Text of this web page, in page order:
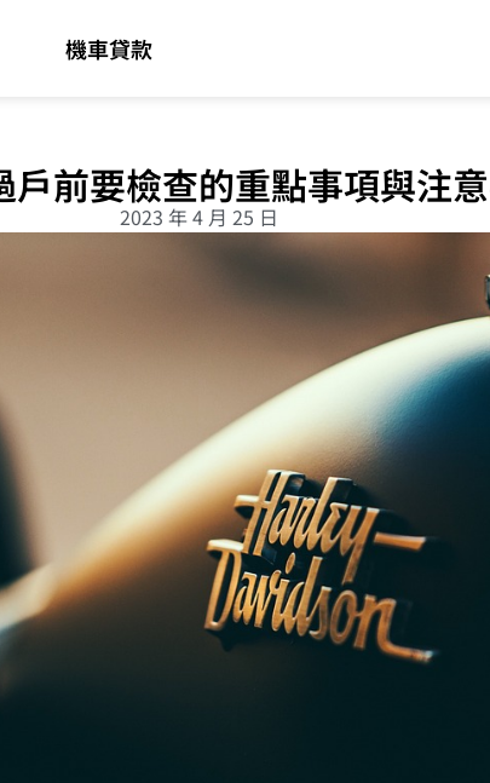
機車貸款
戶前要檢查的重點事項與注
2023 年 4 月 25 日